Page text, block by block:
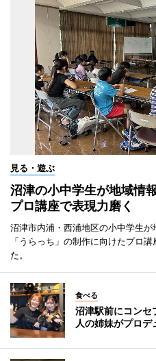
見る・遊ぶ
沼津の小中学生が地域情
プロ講座で表現力磨く
沼津市内浦・西浦地区の小中学生
「うらっち」の制作に向けたプロ
た。
食べる
沼津駅前にコン
人の姉妹がプロデ